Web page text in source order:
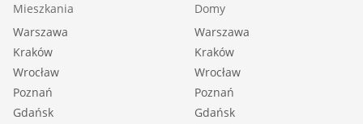
Mieszkania
Warszawa
Kraków
Wrocław
Poznań
Gdańsk
Domy
Warszawa
Kraków
Wrocław
Poznań
Gdańsk